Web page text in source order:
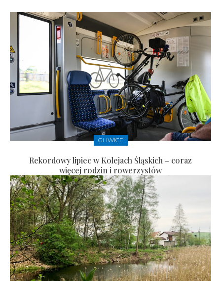
GLIWICE
Rekordowy lipiec w Kolejach Śląskich – coraz
więcej rodzin i rowerzystów